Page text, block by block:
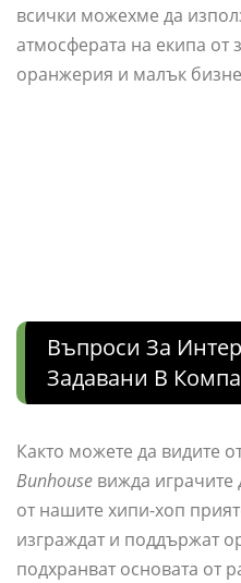
всички можехме да
атмосферата на екипа
оранжерия и малък
Въпроси За
Задавани В
Както можете да видите
Bunhouse вижда играчите
от нашите хипи-хоп
изграждат и поддържат
подхранват основата от